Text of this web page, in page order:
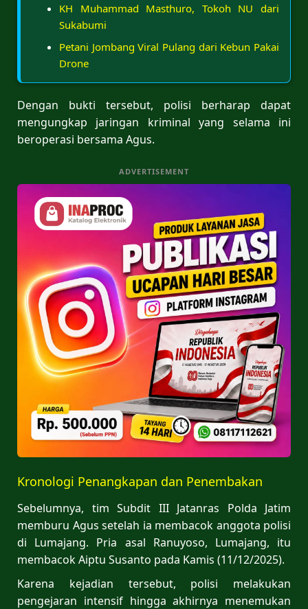
KH Muhammad Masthuro, Tokoh NU dari
Sukabumi
Petani Jombang Viral Pulang dari Kebun Pakai
Drone
Dengan bukti tersebut, polisi berharap dapat
mengungkap jaringan kriminal yang selama ini
beroperasi bersama Agus.
ADVERTISEMENT
Kronologi Penangkapan dan Penembakan
Sebelumnya, tim Subdit III Jatanras Polda Jatim
memburu Agus setelah ia membacok anggota polisi
di Lumajang. Pria asal Ranuyoso, Lumajang, itu
membacok Aiptu Susanto pada Kamis (11/12/2025).
Karena kejadian tersebut, polisi melakukan
pengejaran intensif hingga akhirnya menemukan